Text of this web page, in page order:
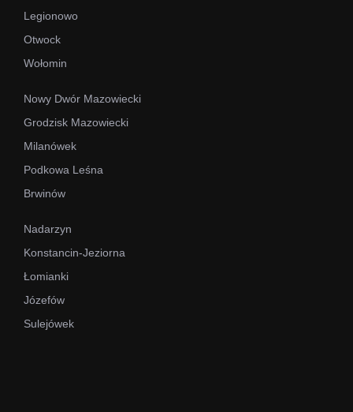
Legionowo
Otwock
Wołomin
Nowy Dwór Mazowiecki
Grodzisk Mazowiecki
Milanówek
Podkowa Leśna
Brwinów
Nadarzyn
Konstancin-Jeziorna
Łomianki
Józefów
Sulejówek